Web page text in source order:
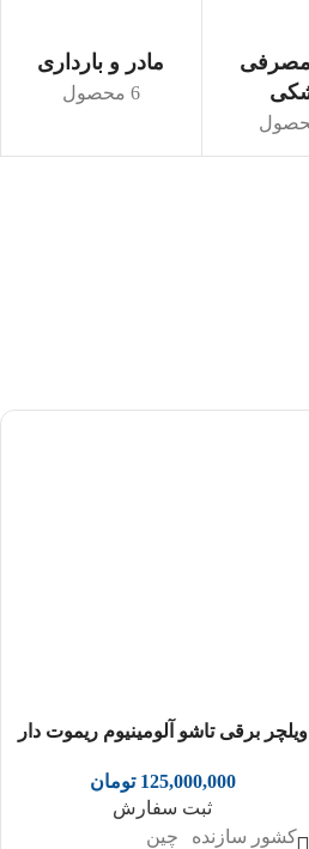
مصرفی
مادر و بارداری
6 محصول
ویلچر برقی تاشو آلومینیوم ریموت دار
125,000,000 تومان
ثبت سفارش
کشور سازنده
چین